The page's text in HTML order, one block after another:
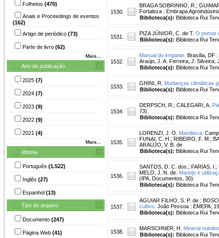
Folhetos (470)
Anais e Proceedings de eventos
(162)
Artigo de periódico (73)
Parte de livro (62)
Mais...
Ano de publicação
2025 (7)
2024 (7)
2023 (9)
2022 (9)
2021 (4)
Mais...
Idioma
Português (1.522)
Inglês (27)
Espanhol (13)
Tipo do arquivo
Documento (247)
Página Web (41)
1530.
BRAGA SOBRINHO, R. ;
Fortaleza : Embrapa
Biblioteca(s): Biblioteca Rui
1531.
PIZA JÚNIOR, C. de T. O pomar
Biblioteca(s): Biblioteca Rui
1532.
Manual do irrigante. Brasília, DF :
Araújo, J. A. Ferreira, J. Silveira;
Biblioteca(s): Biblioteca Rui
1533.
GHINI, R. Mudanças climáticas
Biblioteca(s): Biblioteca Rui
1534.
DERPSCH, R. ; CALEGARI, A.
73).
Biblioteca(s): Biblioteca Rui
1535.
LORENZI, J. O. Mandioca.
FUNAI, C. H.; RIBEIRO, F. M.;
ARAÚJO, V. B. de
Biblioteca(s): Biblioteca Rui
1536.
SANTOS, D. C. dos. ; FARIAS, I. ;
MELO, J. N. de. Manejo e
(IPA. Documentos, 30).
Biblioteca(s): Biblioteca Rui
1537.
AGUIAR FILHO, S. P. de. ;
cultivo. João Pessoa : EMEPA,
Biblioteca(s): Biblioteca Rui
1538.
MARSCHNER, H.
Mineral
Biblioteca(s): Biblioteca Rui